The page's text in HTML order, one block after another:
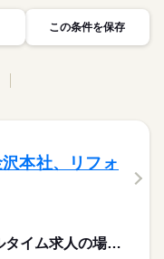
この条件を保存
本社、リフォ
270,000円〜330,000円 ※フルタイム求人の場合は月額（換算額）、パート求人の場合は時間額を表示しています。